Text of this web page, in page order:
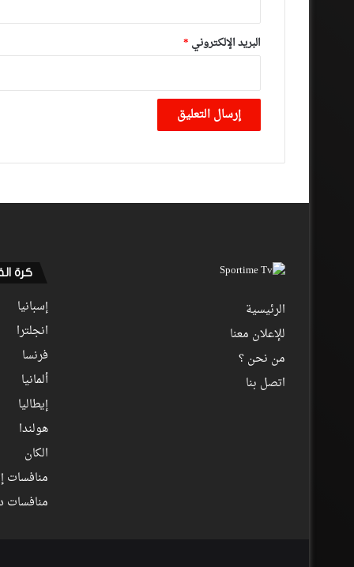
البريد الإلكتروني *
الرئيسية
للإعلان معنا
من نحن ؟
اتصل بنا
كرة
إسبانيا
انجلترا
فرنسا
ألمانيا
إيطاليا
هولندا
الكان
منافسات
منافسات